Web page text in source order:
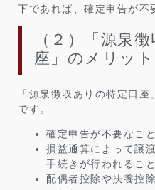
下であれば、確定申告が不
（２）「源泉
座」のメリッ
「源泉徴収ありの特定口
です。
確定申告が不要なこと
損益通算によって譲
手続きが行われること
配偶者控除や扶養控